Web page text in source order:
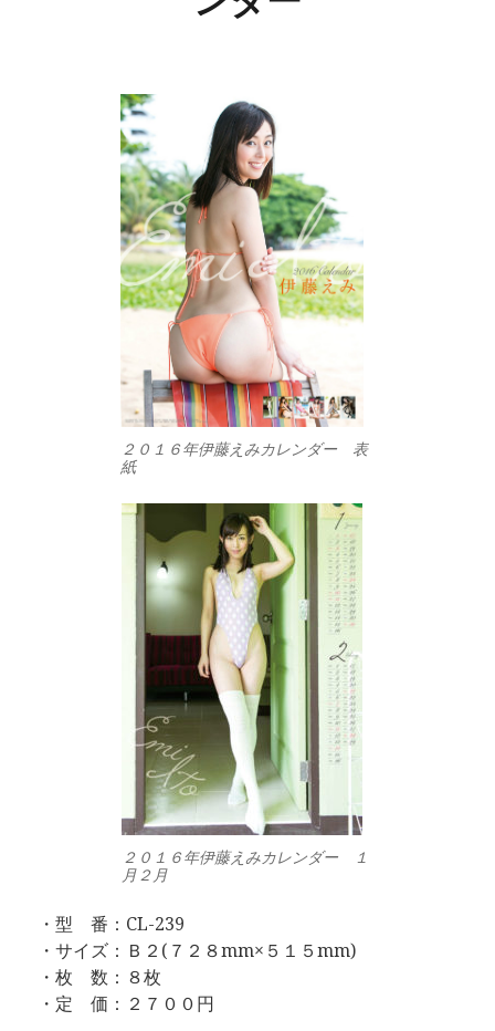
２０１６年伊藤えみカレンダー 表
紙
２０１６年伊藤えみカレンダー １
月２月
・型 番：CL-239
・サイズ：Ｂ２(７２８mm×５１５mm)
・枚 数：８枚
・定 価：２７００円